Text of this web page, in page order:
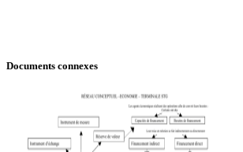
Documents connexes